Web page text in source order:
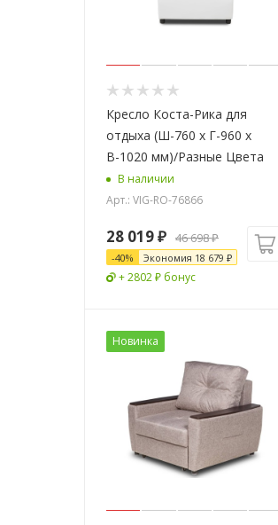
Кресло Коста-Рика для
отдыха (Ш-760 х Г-960 х
В-1020 мм)/Разные Цвета
В наличии
Арт.: VIG-RO-76866
28 019₽ 46 698₽
-40% Экономия 18 679 ₽
+ 2802 ₽ бонус
Новинка